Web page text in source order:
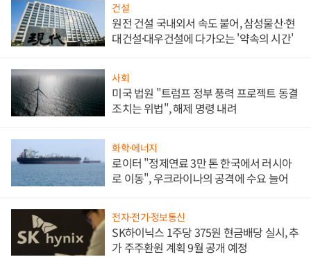
건설
원전 건설 국내외서 속도 붙어, 삼성물산·현
대건설·대우건설에 다가오는 '약속의 시간'
사회
미국 법원 "트럼프 정부 풍력 프로젝트 동결
조치는 위법", 해제 명령 내려
화학·에너지
로이터 "정제연료 3만 톤 한국에서 러시아
로 이동", 우크라이나의 공격에 수요 늘어
전자·전기·정보통신
SK하이닉스 1주당 375원 현금배당 실시, 추
가 주주환원 계획 9월 공개 예정